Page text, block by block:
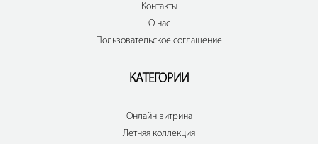
Контакты
О нас
Пользовательское соглашение
КАТЕГОРИИ
Онлайн витрина
Летняя коллекция